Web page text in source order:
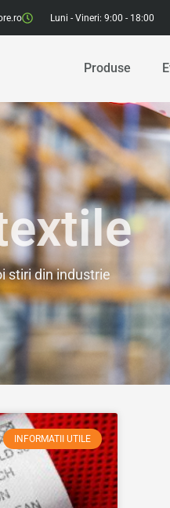
Luni - Vineri: 9:00 - 18:00
Produse
stiri din industrie
INFORMATII UTILE